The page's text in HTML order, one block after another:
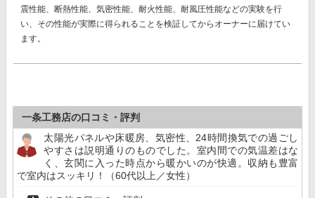
震性能、断熱性能、気密性能、耐火性能、耐風圧性能などの実験を行
い、その性能が実際に得られることを検証してからオーナーに届けてい
ます。
一条工務店の口コミ・評判
太陽光パネルや床暖房、気密性、24時間換気での過ごし
やすさは説明通りのものでした。室内間での気温差はな
く、玄関に入った時点から暖かいのが快適。収納も豊富
で室内はスッキリ！（60代以上／女性）